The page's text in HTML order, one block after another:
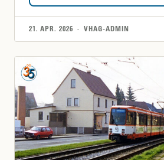
21. APR. 2026 · VHAG-ADMIN